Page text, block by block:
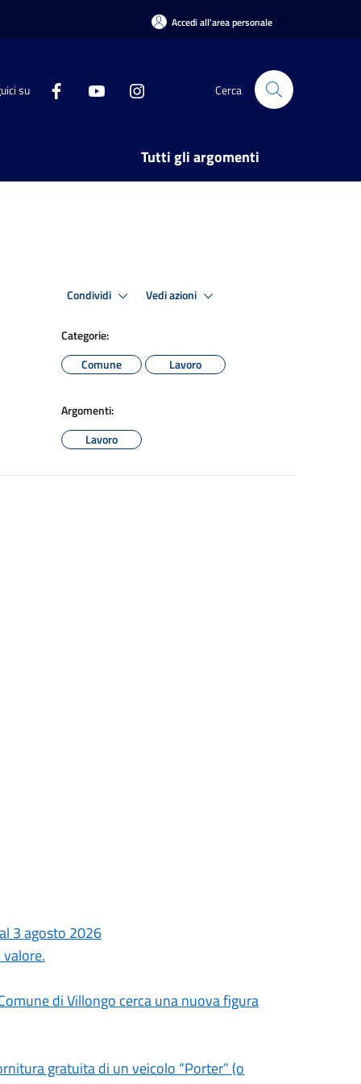
Accedi all'area personale
su Cerca
Tutti gli argomenti
Condividi Vedi azioni
Categorie:
Comune
Lavoro
Argomenti:
Lavoro
3 agosto 2026
di Villongo cerca una nuova figura
gratuita di un veicolo “Porter” (o